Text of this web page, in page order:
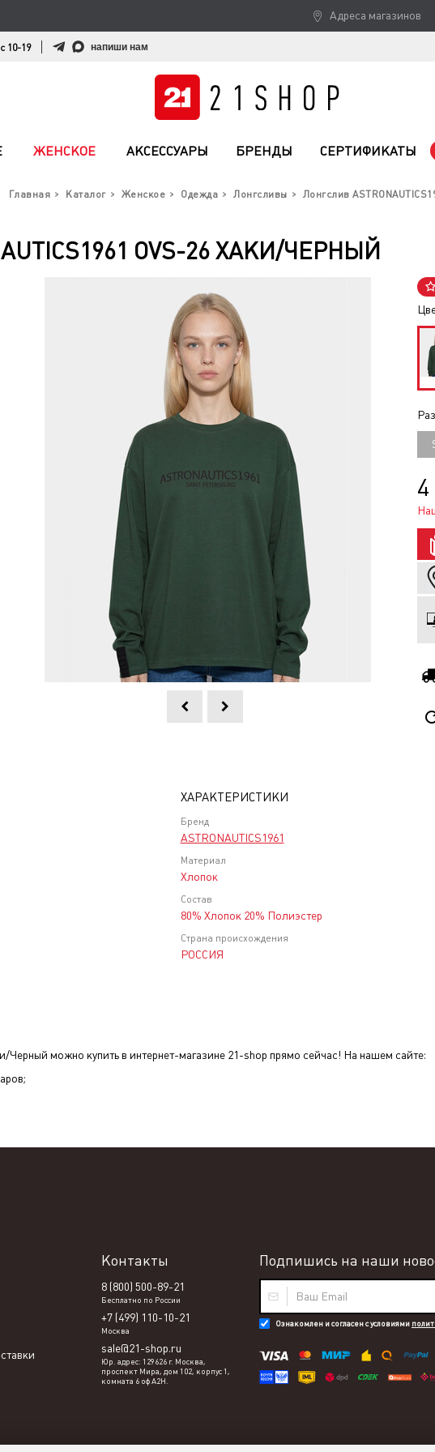
Адреса магазинов
10-19 напиши нам
ЖЕНСКОЕ АКСЕССУАРЫ БРЕНДЫ СЕРТИФИКАТЫ
Главная Каталог Женское Одежда Лонгсливы Лонгслив
OVS-26 ХАКИ/ЧЕРНЫЙ
ХАРАКТЕРИСТИКИ
Бренд
ASTRONAUTICS1961
Материал
Хлопок
Состав
80% Хлопок 20% Полиэстер
Страна происхождения
РОССИЯ
Черный можно купить в интернет-магазине 21-shop прямо сейчас! На нашем сайте:
Подпишись на наши
Ознакомлен и согласен с условиями
Контакты
8 (800) 500-89-21
Бесплатно по России
+7 (499) 110-10-21
Москва
sale@21-shop.ru
Юр. адрес: 129626 г. Москва,
проспект Мира, дом 102, корпус 1,
комната 6 оф А2Н.